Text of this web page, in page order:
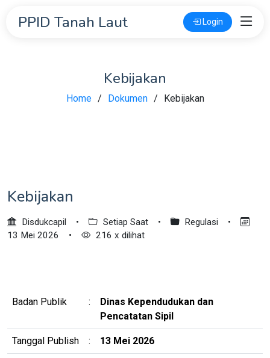
PPID Tanah Laut Login
Kebijakan
Home Dokumen Kebijakan
Kebijakan
Disdukcapil • Setiap Saat • Regulasi
•
13 Mei 2026
• 216 x dilihat
Badan Publik :
Dinas Kependudukan dan
Pencatatan Sipil
Tanggal Publish : 13 Mei 2026